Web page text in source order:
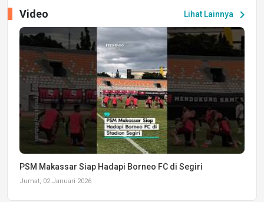
Lihat Lainnya chevron_right
Video
PSM Makassar Siap Hadapi Borneo FC di Segiri
Jumat, 02 Januari 2026